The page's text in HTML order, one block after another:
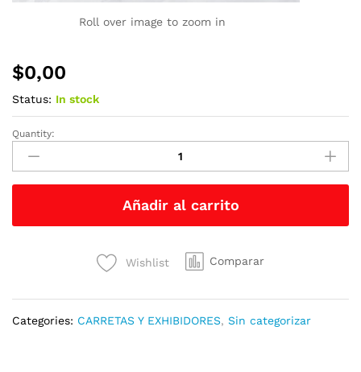
Roll over image to zoom in
$0,00
Status: In stock
Carretas
Exhibidores
quantity
Quantity:
Añadir al carrito
Wishlist Comparar
Categories: CARRETAS Y EXHIBIDORES, Sin categorizar